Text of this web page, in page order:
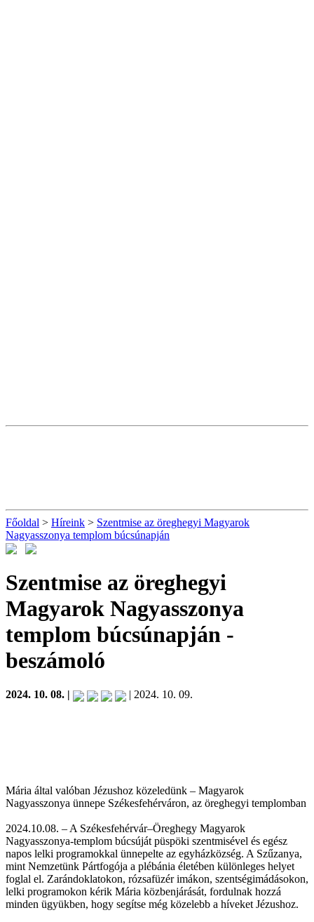
Főoldal > Híreink > Szentmise az öreghegyi Magyarok
Nagyasszonya templom búcsúnapján
Szentmise az öreghegyi
Magyarok Nagyasszonya
templom búcsúnapján -
beszámoló
2024. 10. 08. | | 2024. 10. 09.
Mária által valóban Jézushoz közeledünk – Magyarok
Nagyasszonya ünnepe Székesfehérváron, az öreghegyi templomban
2024.10.08. – A Székesfehérvár–Öreghegy Magyarok
Nagyasszonya-templom búcsúját püspöki szentmisével és egész
napos lelki programokkal ünnepelte az egyházközség. A Szűzanya,
mint Nemzetünk Pártfogója a plébánia életében különleges helyet
foglal el. Zarándoklatokon, rózsafüzér imákon, szentségimádásokon,
lelki programokon kérik Mária közbenjárását, fordulnak hozzá
minden ügyükben, hogy segítse még közelebb a híveket Jézushoz.